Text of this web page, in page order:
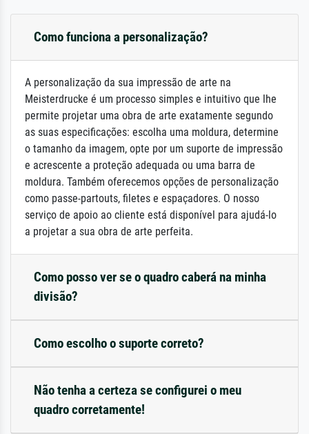
Como funciona a personalização?
A personalização da sua impressão de arte na
Meisterdrucke é um processo simples e intuitivo que lhe
permite projetar uma obra de arte exatamente segundo
as suas especificações: escolha uma moldura, determine
o tamanho da imagem, opte por um suporte de impressão
e acrescente a proteção adequada ou uma barra de
moldura. Também oferecemos opções de personalização
como passe-partouts, filetes e espaçadores. O nosso
serviço de apoio ao cliente está disponível para ajudá-lo
a projetar a sua obra de arte perfeita.
Como posso ver se o quadro caberá na minha
divisão?
Como escolho o suporte correto?
Não tenha a certeza se configurei o meu
quadro corretamente!